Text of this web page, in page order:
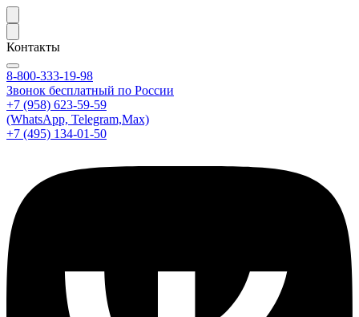
Контакты
8-800-333-19-98
Звонок бесплатный по России
+7 (958) 623-59-59
(WhatsApp, Telegram,Max)
+7 (495) 134-01-50